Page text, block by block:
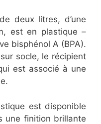
deux litres, d’une
est en plastique –
bisphénol A (BPA).
socle, le récipient
est associé à une
est disponible
une finition brillante